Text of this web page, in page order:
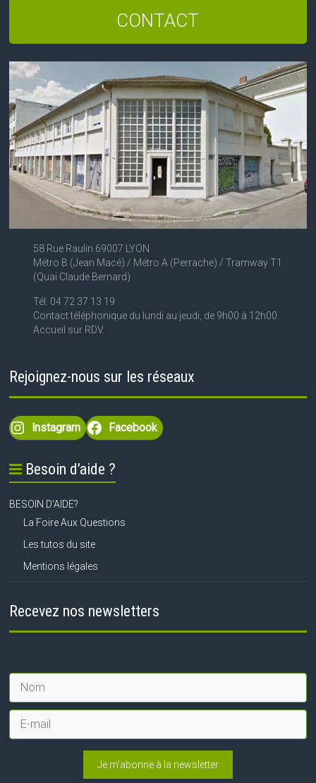
CONTACT
58 Rue Raulin 69007 LYON
Métro B (Jean Macé) / Métro A (Perrache) / Tramway T1
(Quai Claude Bernard)
Tél. 04 72 37 13 19
Contact téléphonique du lundi au jeudi, de 9h00 à 12h00.
Accueil sur RDV.
Rejoignez-nous sur les réseaux
Instagram Facebook
Besoin d’aide ?
BESOIN D’AIDE?
La Foire Aux Questions
Les tutos du site
Mentions légales
Recevez nos newsletters
Je m'abonne à la newsletter